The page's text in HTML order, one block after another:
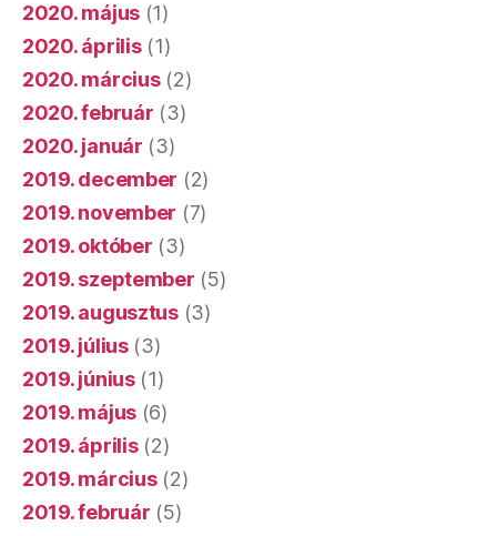
2020. május (1)
2020. április(1)
2020. március(2)
2020. február (3)
2020. január (3)
2019. december (2)
2019. november (7)
2019. október (3)
2019. szeptember (5)
2019. augusztus(3)
2019. július(3)
2019. június(1)
2019. május (6)
2019. április(2)
2019. március(2)
2019. február (5)